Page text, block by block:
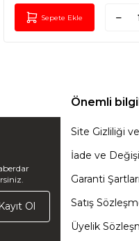
Sepete Ekle
Kayıt Ol
Önemli
Site Gizliliği
İade ve
Garanti Şartları
Satış
Üyelik